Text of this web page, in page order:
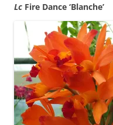
Lc Fire Dance ‘Blanche’